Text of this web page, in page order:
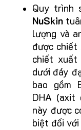
Quy trình
NuSkin
lượng và
được
chiết
dưới đáy
bao gồm
DHA (axit
này được
biệt đối